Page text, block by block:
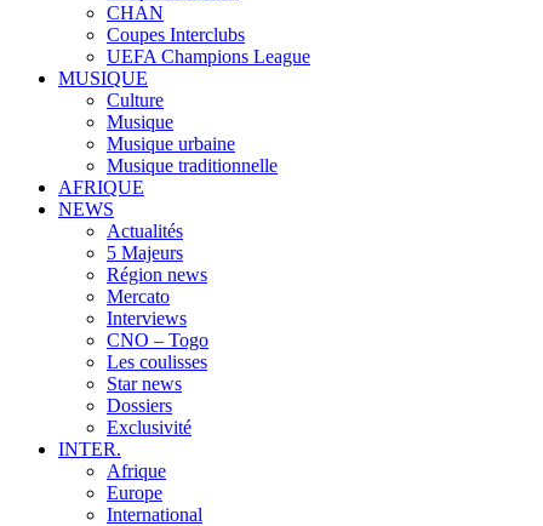
CHAN
Coupes Interclubs
UEFA Champions League
MUSIQUE
Culture
Musique
Musique urbaine
Musique traditionnelle
AFRIQUE
NEWS
Actualités
5 Majeurs
Région news
Mercato
Interviews
CNO – Togo
Les coulisses
Star news
Dossiers
Exclusivité
INTER.
Afrique
Europe
International